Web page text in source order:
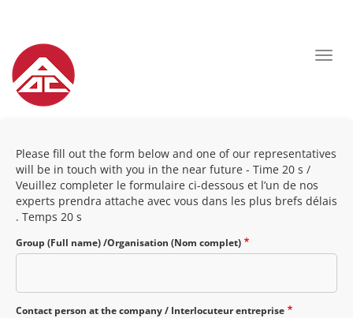
principal
Please fill out the form below and one of our representatives
will be in touch with you in the near future - Time 20 s /
Veuillez completer le formulaire ci-dessous et l’un de nos
experts prendra attache avec vous dans les plus brefs délais
. Temps 20 s
Group (Full name) /Organisation (Nom complet)
Contact person at the company / Interlocuteur entreprise